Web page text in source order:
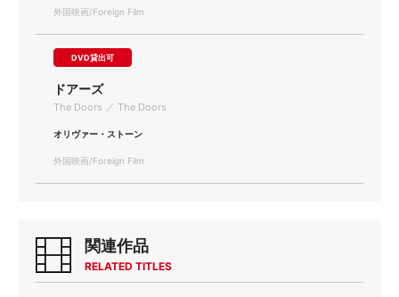
外国映画/Foreign Film
DVD貸出可
ドアーズ
The Doors ／ The Doors
オリヴァー・ストーン
外国映画/Foreign Film
関連作品
RELATED TITLES